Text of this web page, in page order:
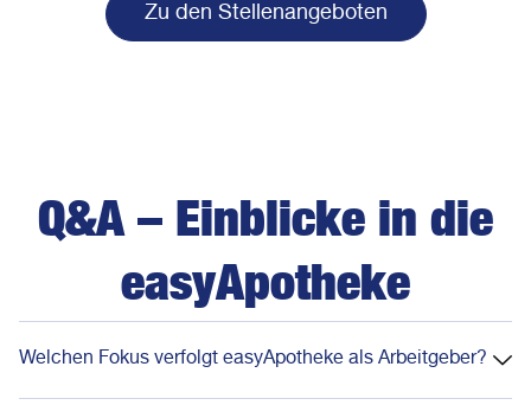
Zu den Stellenangeboten
Q&A – Einblicke in die
easyApotheke
Welchen Fokus verfolgt easyApotheke als Arbeitgeber?